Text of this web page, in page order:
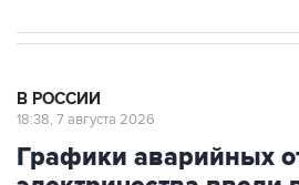
Графики аварийных
электричества ввели
области